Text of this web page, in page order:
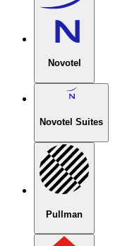
Novotel
Novotel Suites
Pullman